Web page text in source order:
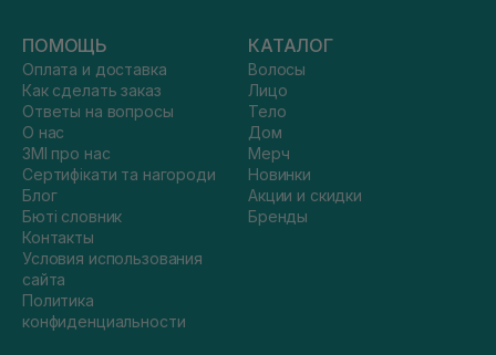
ПОМОЩЬ
Оплата и доставка
Как сделать заказ
Ответы на вопросы
О нас
ЗМІ про нас
Сертифікати та нагороди
Блог
Бюті словник
Контакты
Условия использования
сайта
Политика
конфиденциальности
КАТАЛОГ
Волосы
Лицо
Тело
Дом
Мерч
Новинки
Акции и скидки
Бренды